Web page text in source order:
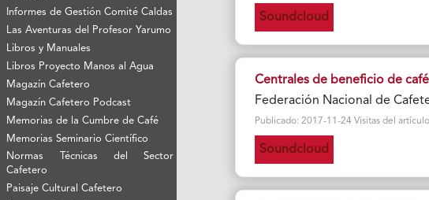
Informes de Gestión Comité Caldas
Las Aventuras del Profesor Yarumo
Libros y Manuales
Libros Proyecto Manos al Agua
Magazín Cafetero
Magazín Cafetero Podcast
Memorias de la Cumbre de Café
Memorias Seminario Científico
Normas Técnicas del Sector
Cafetero
Paisaje Cultural Cafetero
Soundcloud
Centrales de beneficio de
Federación Nacional de
Publicado: 2017-11-24 Visitas del
Soundcloud